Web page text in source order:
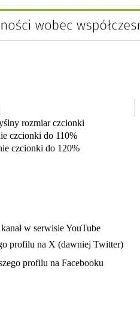
rozmiar czcionki
czcionki do 110%
czcionki do 120%
nowej karciew serwisie YouTube
profilu na X (dawniej Twitter)
nowej karcieprofilu na Facebooku